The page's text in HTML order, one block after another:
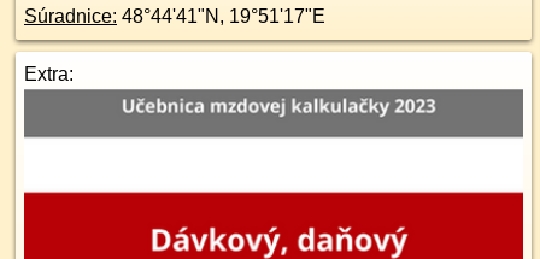
Súradnice: 48°44'41"N , 19°51'17"E
Extra: